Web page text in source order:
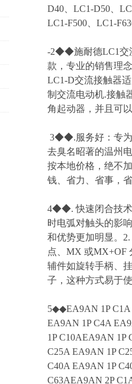
D40、LC1-D50、
LC1-F500、LC1-
-2◆◆施耐德LC1交
款，专业的销售理
LC1-D交流接触器
制交流电动机.接触
角起动器，并且可
3◆◆.服务好：专为
去臭名昭著的温州
按本地价格，绝不
钱、省力、省事，
4◆◆. 快速闭合技术
时电弧对触头的影
和优势更加明显。
点、MX 或MX+OF
辅件如旋转手柄、
子，这种方式易于
5◆◆EA9AN 1P C1A
EA9AN 1P C4A
1P C10AEA9AN 1P
C25A EA9AN 1P
C40A EA9AN 1P
C63AEA9AN 2P